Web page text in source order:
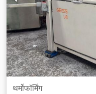
थर्मोफॉर्मिंग